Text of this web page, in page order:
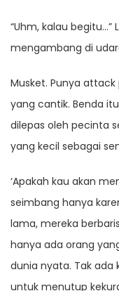
“Uhm, kalau begitu…”
mengambang di
Musket. Punya
yang cantik. Benda
dilepas oleh pecinta
yang kecil sebagai
‘Apakah kau akan
seimbang hanya
lama, mereka
hanya ada orang
dunia nyata. Tak ada
untuk menutup